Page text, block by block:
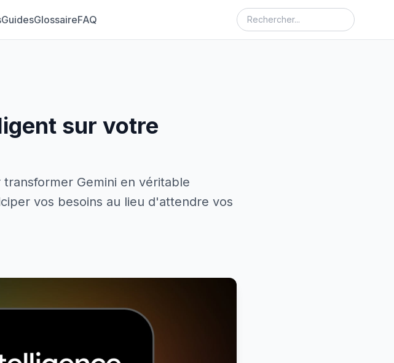
GuidesGlossaireFAQ
sur votre
Gemini en véritable
vos besoins au lieu d'attendre vos